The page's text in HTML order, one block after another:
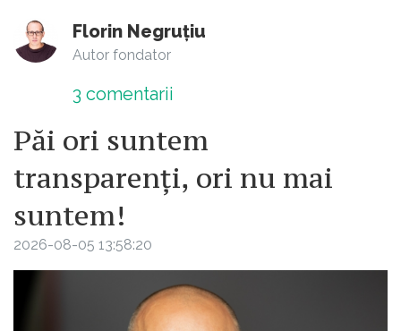
Florin Negruțiu
Autor fondator
3 comentarii
Păi ori suntem
transparenți, ori nu mai
suntem!
2026-08-05 13:58:20